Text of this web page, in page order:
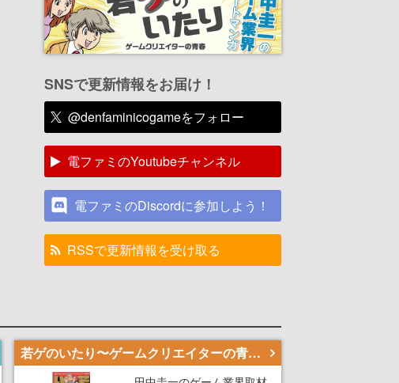
SNSで更新情報をお届け！
@denfaminicogameをフォロー
電ファミのYoutubeチャンネル
電ファミのDiscordに参加しよう！
RSSで更新情報を受け取る
若ゲのいたり〜ゲームクリエイターの青春〜